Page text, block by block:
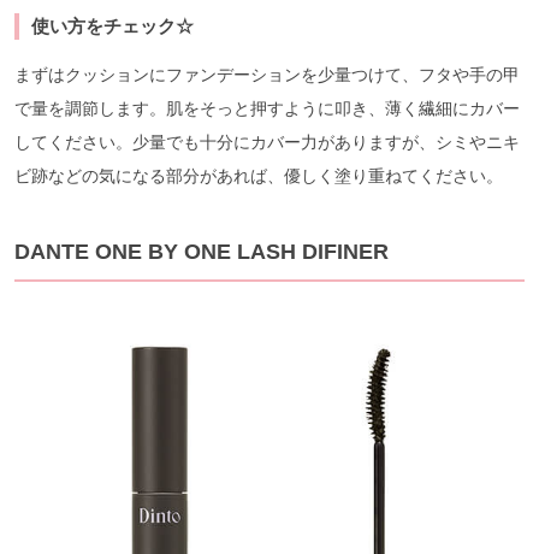
使い方をチェック☆
まずはクッションにファンデーションを少量つけて、フタや手の甲
で量を調節します。肌をそっと押すように叩き、薄く繊細にカバー
してください。少量でも十分にカバー力がありますが、シミやニキ
ビ跡などの気になる部分があれば、優しく塗り重ねてください。
DANTE ONE BY ONE LASH DIFINER